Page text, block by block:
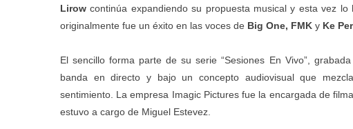
Lirow continúa expandiendo su propuesta musical y esta vez
originalmente fue un éxito en las voces de Big One, FMK y Ke
El sencillo forma parte de su serie “Sesiones En Vivo”,
banda en directo y bajo un concepto audiovisual que
sentimiento. La empresa Imagic Pictures fue la encargada de
estuvo a cargo de Miguel Estevez.